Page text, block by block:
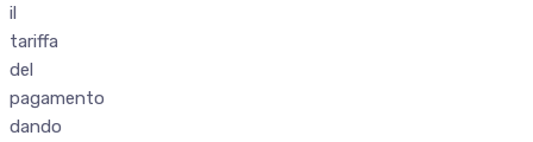
il
tariffa
del
pagamento
dando